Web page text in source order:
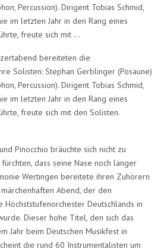
Percussion). Dirigent Tobias Schmid,
im letzten Jahr in den Rang eines
freute sich mit ...
bereiteten die
Solisten: Stephan Gerblinger (Posaune)
Percussion). Dirigent Tobias Schmid,
im letzten Jahr in den Rang eines
freute sich mit den Solisten.
Pinocchio bräuchte sich nicht zu
dass seine Nase noch länger
Wertingen bereitete ihren Zuhörern
Abend, der den
Höchststufenorchester Deutschlands in
Dieser hohe Titel, den sich das
Jahr beim Deutschen Musikfest in
die rund 60 Instrumentalisten um